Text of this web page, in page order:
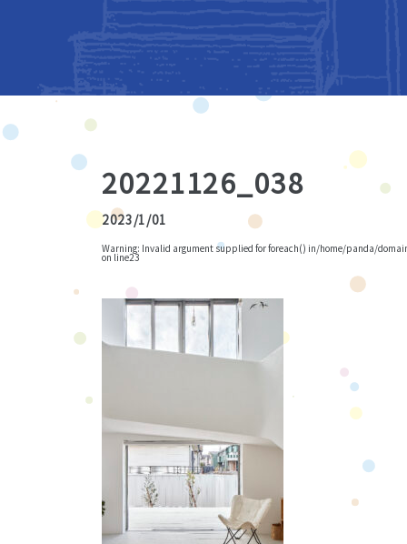
20221126_038
2023/1/01
Warning: Invalid argument supplied for foreach() in/home/panda/
on line23